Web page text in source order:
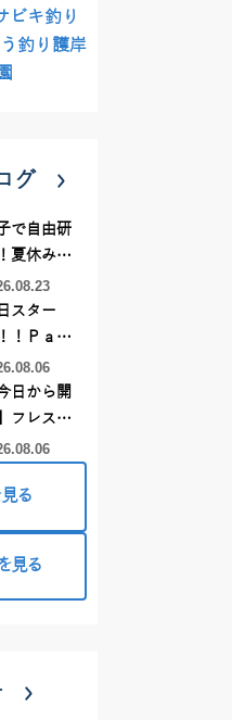
ビキ釣り
釣り護岸
グ
で自由研
夏休みに
デビュー
スター
！Ｐａｙ
ｙクーポ
お得にお
物しちゃ
しょ
！！
日から開
フレスポ
店開店１
催中！
る
見る